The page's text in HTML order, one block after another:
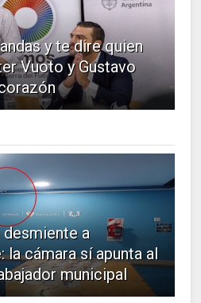
y te dire quien
Vuoto y Gustavo
a
la cámara sí apunta al
municipal